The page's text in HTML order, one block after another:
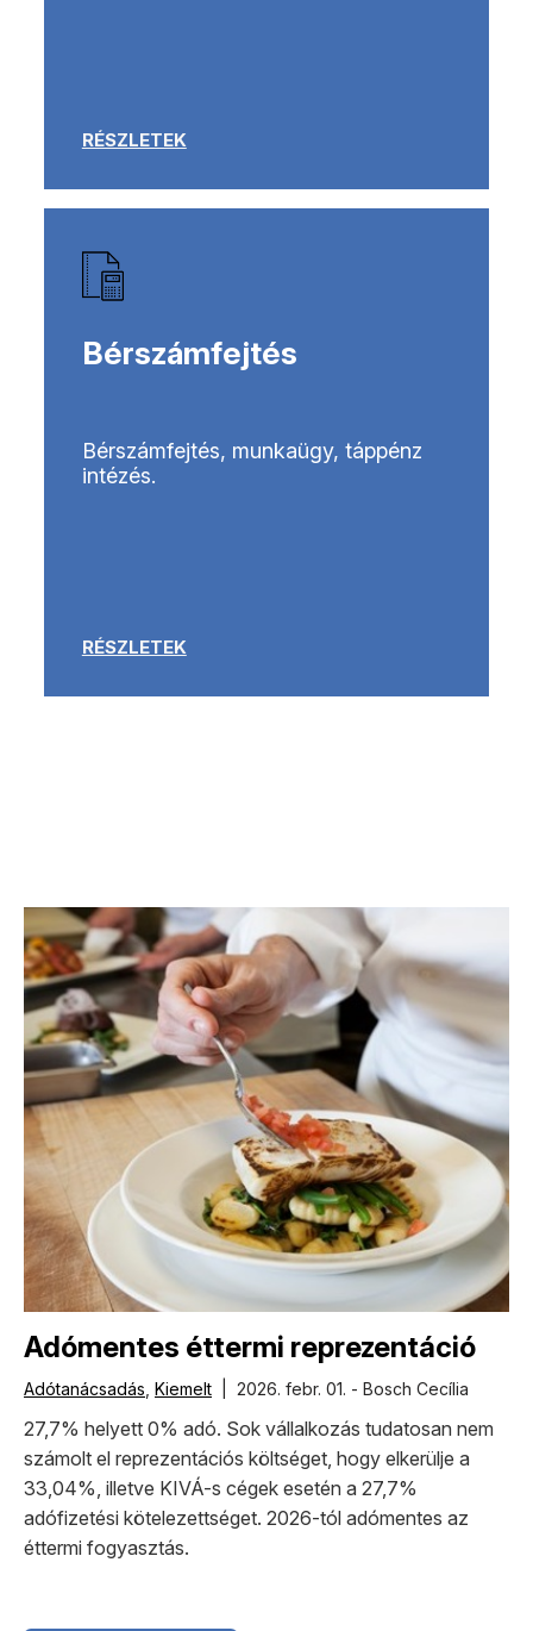
RÉSZLETEK
Bérszámfejtés
Bérszámfejtés, munkaügy, táppénz
intézés.
RÉSZLETEK
Adómentes éttermi reprezentáció
Adótanácsadás Kiemelt | 2026. febr. 01. - Bosch Cecília
27,7% helyett 0% adó. Sok vállalkozás tudatosan nem
számolt el reprezentációs költséget, hogy elkerülje a
33,04%, illetve KIVÁ-s cégek esetén a 27,7%
adófizetési kötelezettséget. 2026-tól adómentes az
éttermi fogyasztás.